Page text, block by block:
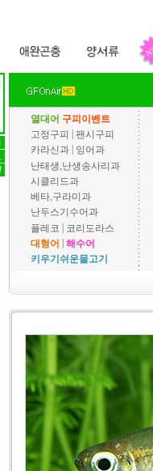
열대어 구피이벤트
고정구피
팬시구피
카라신과
잉어과
난태생,난생송사리과
시클리드과
베타,구라미과
난두스기수어과
플레코 | 코리도라스
대형어 | 해수어
키우기쉬운물고기